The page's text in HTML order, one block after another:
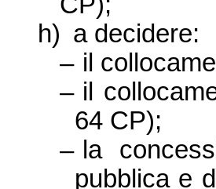
h) a decidere:
– il
– il
64 CP);
– la
pubblica e